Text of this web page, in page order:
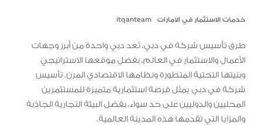
خدمات الاستثمار في الامارات itqanteam
طرق تأسيس شركة في دبي، تُعد دبي واحدة من أبرز وجهات
الأعمال والاستثمار في العالم، بفضل موقعها الاستراتيجي
وبنيتها التحتية المتطورة ونظامها الاقتصادي المرن. تأسيس
شركة في دبي يمثل فرصة استثمارية متميزة للمستثمرين
المحليين والدوليين على حد سواء، بفضل البيئة التجارية الجاذبة
والمزايا التي تقدمها هذه المدينة العالمية.